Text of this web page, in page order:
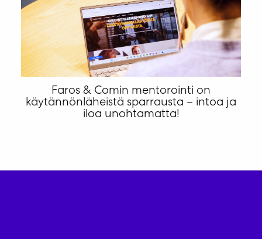
Faros & Comin mentorointi on
käytännönläheistä sparrausta – intoa ja
iloa unohtamatta!